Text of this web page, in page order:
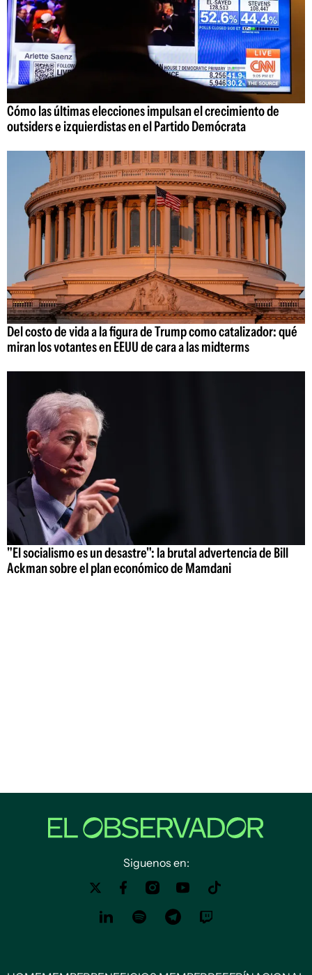
Cómo las últimas elecciones impulsan el crecimiento de
outsiders e izquierdistas en el Partido Demócrata
Del costo de vida a la figura de Trump como catalizador: qué
miran los votantes en EEUU de cara a las midterms
"El socialismo es un desastre": la brutal advertencia de Bill
Ackman sobre el plan económico de Mamdani
Siguenos en: